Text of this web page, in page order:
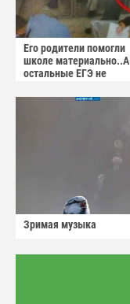
Его родители помогли
школе материально..А
остальные ЕГЭ не
Зримая музыка